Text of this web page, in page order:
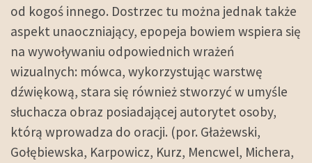
od kogoś innego. Dostrzec tu można jednak także
aspekt unaoczniający, epopeja bowiem wspiera się
na wywoływaniu odpowiednich wrażeń
wizualnych: mówca, wykorzystując warstwę
dźwiękową, stara się również stworzyć w umyśle
słuchacza obraz posiadającej autorytet osoby,
którą wprowadza do oracji. (por. Głażewski,
Gołębiewska, Karpowicz, Kurz, Mencwel, Michera,